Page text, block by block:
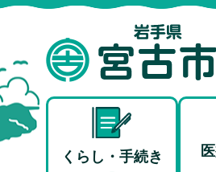
くらし・手続き